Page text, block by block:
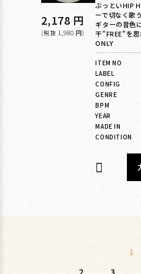
通
常
2,178 円
(税抜 1,980 円)
ぶっといHIP
ーで切なく歌
ギターの音色
干"FREE"を
ONLY
ITEM NO
LABEL
CONFIG
GENRE
BPM
YEAR
MADE IN
CONDITION
1
2 3